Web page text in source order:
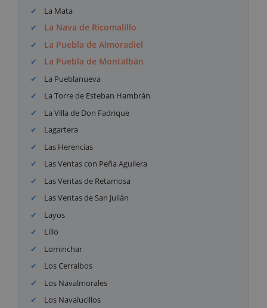
La Mata
La Nava de Ricomalillo
La Puebla de Almoradiel
La Puebla de Montalbán
La Pueblanueva
La Torre de Esteban Hambrán
La Villa de Don Fadrique
Lagartera
Las Herencias
Las Ventas con Peña Aguilera
Las Ventas de Retamosa
Las Ventas de San Julián
Layos
Lillo
Lominchar
Los Cerralbos
Los Navalmorales
Los Navalucillos